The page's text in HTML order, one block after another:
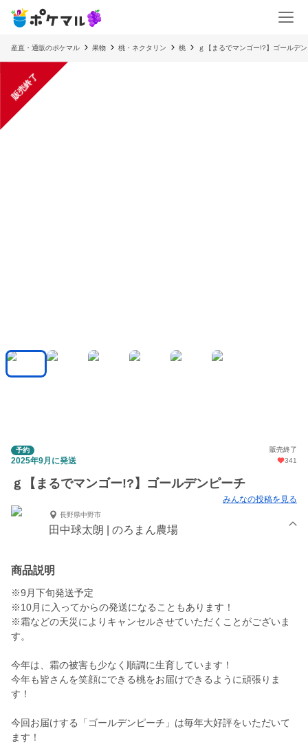
産直・通販のポケマル 果物 桃・ネクタリン 桃 ｇ【まるでマンゴー!?】ゴールデ
販売終了
予約 販売終了
2025年9月に発送 341
ｇ【まるでマンゴー!?】ゴールデンピーチ
みんなの投稿を見る
長野県中野市
田中球太朗 | のろまん農場
商品説明
※9月下旬発送予定
※10月に入ってからの発送になることもあります！
※霜などの天災によりキャンセルさせていただくことがございま
す。
今年は、霜の被害も少なく順調に生育しています！
今年も皆さんを笑顔にできる桃をお届けできるように頑張りま
す！
今回お届けする「ゴールデンピーチ」は毎年大好評をいただいて
ます！